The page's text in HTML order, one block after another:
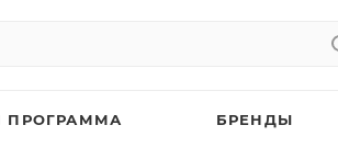
ПРОГРАММА БРЕНДЫ